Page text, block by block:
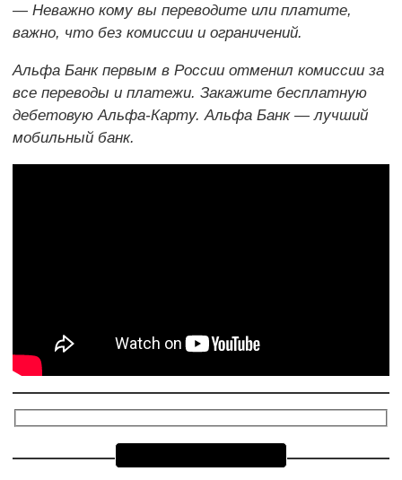
— Неважно кому вы переводите или платите,
важно, что без комиссии и ограничений.
Альфа Банк первым в России отменил комиссии за
все переводы и платежи. Закажите бесплатную
дебетовую Альфа-Карту. Альфа Банк — лучший
мобильный банк.